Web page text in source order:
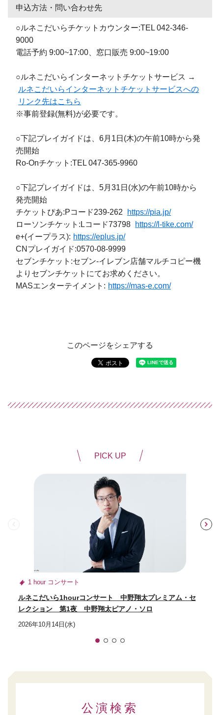
申込方法・問い合わせ先
○ルネこだいらチケットカウンター:TEL 042-346-
9000
電話予約 9:00~17:00、窓口販売 9:00~19:00
○ルネこだいらインターネットチケットサービス →
ルネこだいらインターネットチケットサービスへの
リンク先はこちら
※事前登録(無料)が必要です。
○下記プレイガイドは、6月1日(木)の午前10時から発
売開始
Ro-Onチケット:TEL 047-365-9960
○下記プレイガイドは、5月31日(水)の午前10時から
発売開始
チケットぴあ:Pコード239-262
https://pia.jp/
ローソンチケット:Lコード73798
https://l-tike.com/
e+(イープラス): https://eplus.jp/
CNプレイガイド:0570-08-9999
セブンチケット:セブン-イレブン店舗マルチコピー機
よりセブンチケットにてお求めください。
MASエンターテイメント: https://mas-e.com/
このページをシェアする
PICK UP
1 hour コンサート
ルネこだいら1hourコンサート 中野翔太プレミアム・セ
レクション 第1夜 中野翔太ピアノ・ソロ
2026年10月14日(水)
1 2
公演検索